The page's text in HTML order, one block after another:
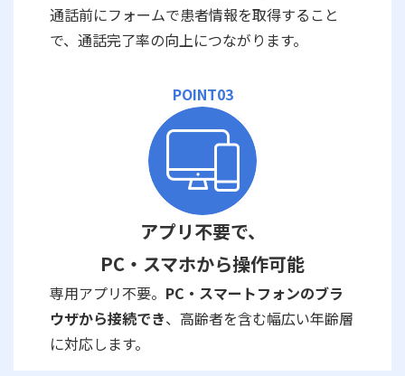
通話前にフォームで患者情報を取得すること
で、通話完了率の向上につながります。
POINT03
アプリ不要で、
PC・スマホから操作可能
専用アプリ不要。 PC・スマートフォンのブラ
ウザから接続でき、高齢者を含む幅広い年齢層
に対応します。